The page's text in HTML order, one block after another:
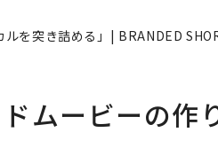
を突き詰める」| BRANDED
ムービーの作